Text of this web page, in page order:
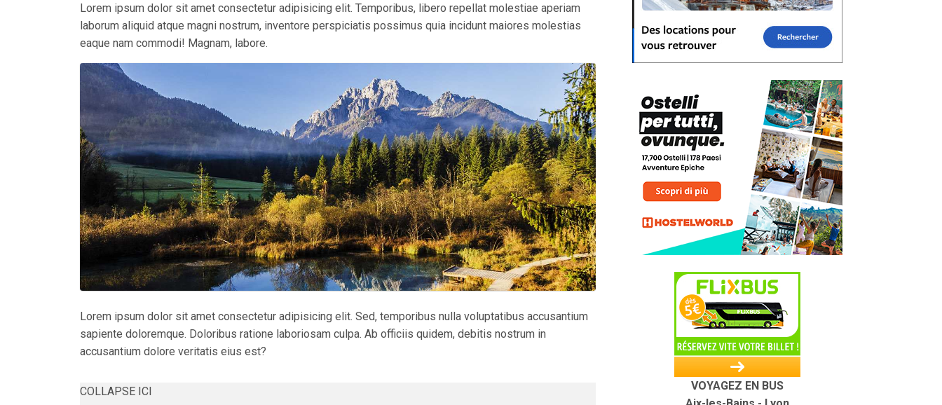
Lorem ipsum dolor sit amet consectetur adipisicing elit. Temporibus, libero repellat molestiae aperiam
laborum aliquid atque magni nostrum, inventore perspiciatis possimus quia incidunt maiores molestias
eaque nam commodi! Magnam, labore.
Lorem ipsum dolor sit amet consectetur adipisicing elit. Sed, temporibus nulla voluptatibus accusantium
sapiente doloremque. Doloribus ratione laboriosam culpa. Ab officiis quidem, debitis nostrum in
accusantium dolore veritatis eius est?
COLLAPSE ICI
VOYAGEZ EN BUS